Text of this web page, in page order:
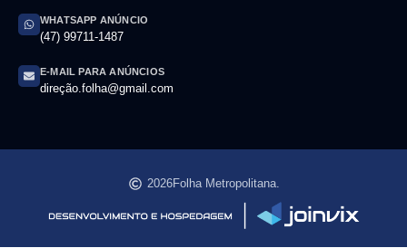
WHATSAPP ANÚNCIO
(47) 99711-1487
E-MAIL PARA ANÚNCIOS
direção.folha@gmail.com
2026Folha Metropolitana.